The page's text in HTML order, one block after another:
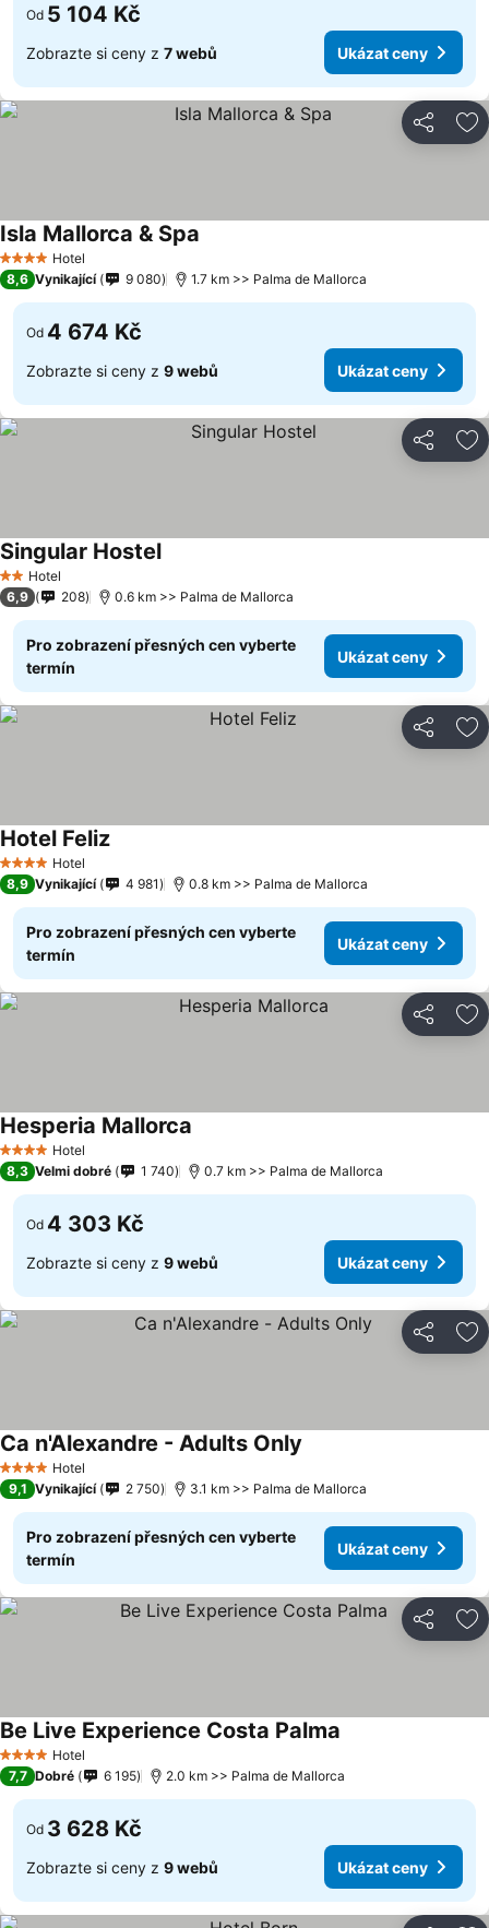
Od 5 104 Kč
Zobrazte si ceny z 7 webů Ukázat ceny
Sdílet
4 Počet hvězdiček
Hotel
Isla Mallorca & Spa
8,6 Vynikající 9 080 1.7 km >> Palma de Mallorca
Od 4 674 Kč
Zobrazte si ceny z 9 webů Ukázat ceny
Sdílet
2 Počet hvězdiček
Hotel
Singular Hostel
6,9 208 0.6 km >> Palma de Mallorca
Pro zobrazení přesných cen vyberte
termín
Ukázat ceny
Sdílet
4 Počet hvězdiček
Hotel
Hotel Feliz
8,9 Vynikající 4 981 0.8 km >> Palma de Mallorca
Pro zobrazení přesných cen vyberte
termín
Ukázat ceny
Sdílet
4 Počet hvězdiček
Hotel
Hesperia Mallorca
8,3 Velmi dobré 1 740 0.7 km >> Palma de Mallorca
Od 4 303 Kč
Zobrazte si ceny z 9 webů Ukázat ceny
Sdílet
4 Počet hvězdiček
Hotel
Ca n'Alexandre - Adults Only
9,1 Vynikající 2 750 3.1 km >> Palma de Mallorca
Pro zobrazení přesných cen vyberte
termín
Ukázat ceny
Sdílet
4 Počet hvězdiček
Hotel
Be Live Experience Costa Palma
7,7 Dobré 6 195 2.0 km >> Palma de Mallorca
Od 3 628 Kč
Zobrazte si ceny z 9 webů Ukázat ceny